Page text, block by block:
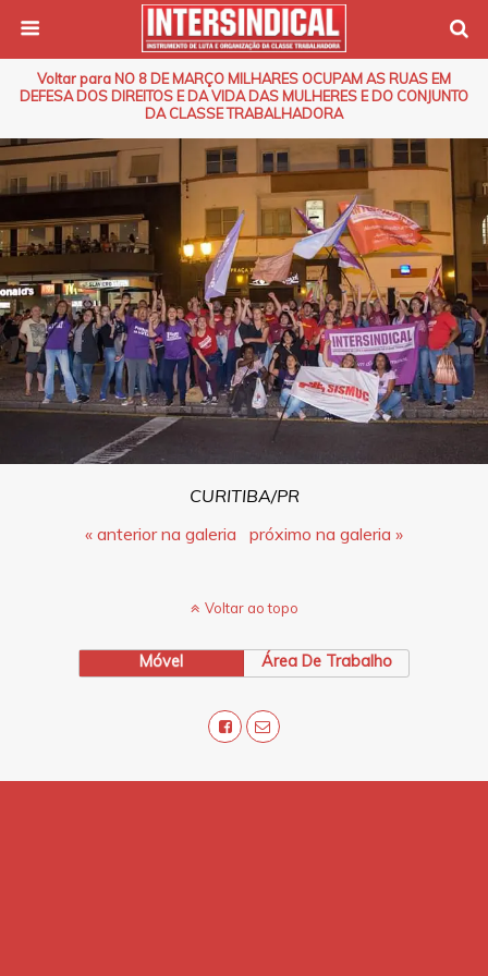
Voltar para NO 8 DE MARÇO MILHARES OCUPAM AS RUAS EM
DEFESA DOS DIREITOS E DA VIDA DAS MULHERES E DO CONJUNTO
DA CLASSE TRABALHADORA
CURITIBA/PR
« anterior na galeria
próximo na galeria »
Voltar ao topo
Móvel Área De Trabalho